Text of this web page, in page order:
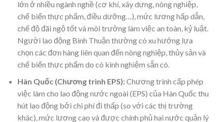
lớn ở nhiều ngành nghề (cơ khí, xây dựng, nông nghiệp,
chế biến thực phẩm, điều dưỡng…), mức lương hấp dẫn,
chế độ đãi ngộ tốt và môi trường làm việc an toàn, kỷ luật.
Người lao động Bình Thuận thường có xu hướng lựa
chọn các đơn hàng liên quan đến nông nghiệp, thủy sản và
chế biến thực phẩm do có kinh nghiệm sẵn có.
Hàn Quốc (Chương trình EPS):Chương trình cấp phép
việc làm cho lao động nước ngoài (EPS) của Hàn Quốc thu
hút lao động bởi chi phí đi thấp (so với các thị trường
khác), mức lương cao và được chính phủ hai nước quản lý